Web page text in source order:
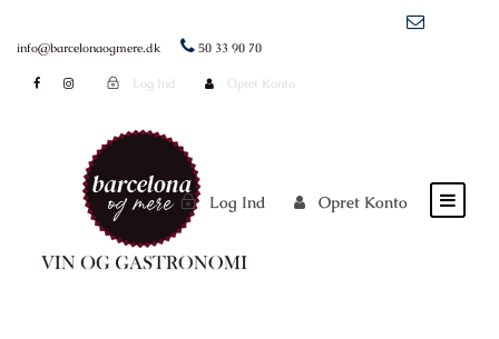
info@barcelonaogmere.dk 50 33 90 70
Log Ind Opret Konto
Log Ind Opret Konto